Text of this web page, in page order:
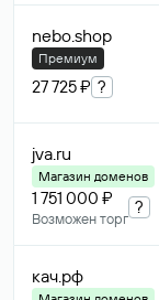
nebo.shop
Премиум
27 725 ₽ ?
jva.ru
Магазин доменов
1 751 000 ₽
Возможен торг
?
кач.рф